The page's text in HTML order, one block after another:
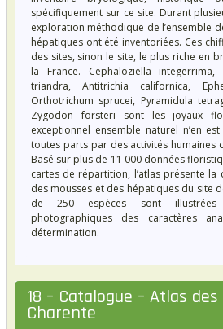
spécifiquement sur ce site. Durant
exploration méthodique de l’ensemble
hépatiques ont été inventoriées. Ces
des sites, sinon le site, le plus riche en
la France. Cephaloziella
triandra, Antitrichia californica,
Orthotrichum sprucei, Pyramidula
Zygodon forsteri sont les joyaux
exceptionnel ensemble naturel n’en
toutes parts par des activités humaines
Basé sur plus de 11 000 données
cartes de répartition, l’atlas présente la
des mousses et des hépatiques du site
de 250 espèces sont
photographiques des caractères
détermination.
18 – Catalogue – Atlas
Charente